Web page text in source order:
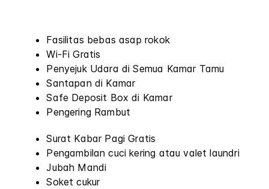
Fasilitas bebas asap rokok
Wi-Fi Gratis
Penyejuk Udara di Semua Kamar Tamu
Santapan di Kamar
Safe Deposit Box di Kamar
Pengering Rambut
Surat Kabar Pagi Gratis
Pengambilan cuci kering atau valet laundri
Jubah Mandi
Soket cukur